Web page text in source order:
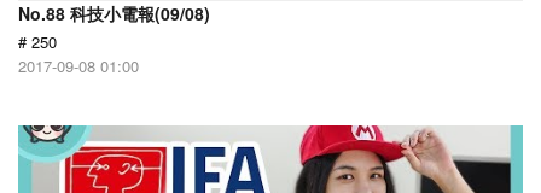
No.88 科技小電報(09/08)
# 250
2017-09-08 01:00